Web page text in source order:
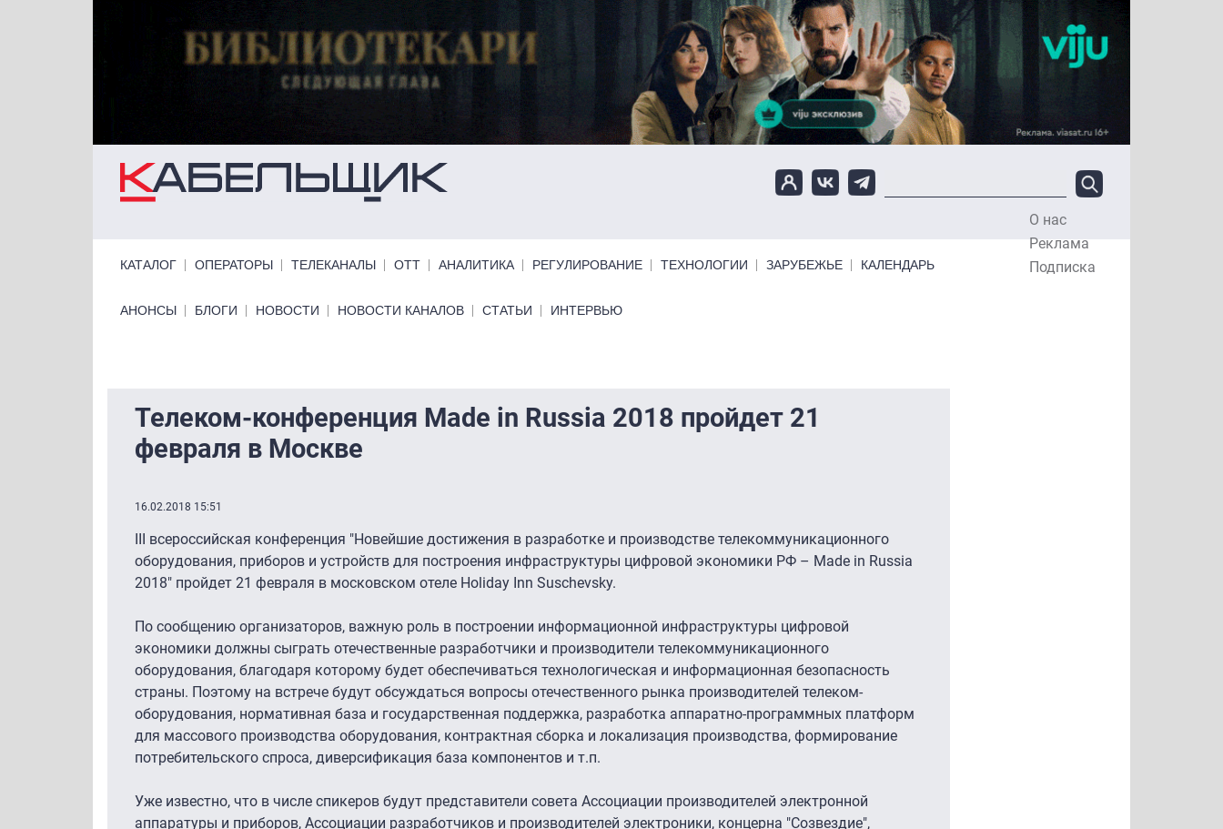
О нас
Реклама
Подписка
КАТАЛОГ ОПЕРАТОРЫ ТЕЛЕКАНАЛЫ ОТТ АНАЛИТИКА РЕГУЛИРОВАНИЕ ТЕХНОЛОГИИ ЗАРУБЕЖЬЕ КАЛЕНДАРЬ
Primary links bottom
АНОНСЫ БЛОГИ НОВОСТИ НОВОСТИ КАНАЛОВ СТАТЬИ ИНТЕРВЬЮ
Телеком-конференция Made in Russia 2018 пройдет 21
февраля в Москве
16.02.2018 15:51
III всероссийская конференция "Новейшие достижения в разработке и производстве телекоммуникационного
оборудования, приборов и устройств для построения инфраструктуры цифровой экономики РФ – Made in Russia
2018" пройдет 21 февраля в московском отеле Holiday Inn Suschevsky.
По сообщению организаторов, важную роль в построении информационной инфраструктуры цифровой
экономики должны сыграть отечественные разработчики и производители телекоммуникационного
оборудования, благодаря которому будет обеспечиваться технологическая и информационная безопасность
страны. Поэтому на встрече будут обсуждаться вопросы отечественного рынка производителей телеком-
оборудования, нормативная база и государственная поддержка, разработка аппаратно-программных платформ
для массового производства оборудования, контрактная сборка и локализация производства, формирование
потребительского спроса, диверсификация база компонентов и т.п.
Уже известно, что в числе спикеров будут представители совета Ассоциации производителей электронной
аппаратуры и приборов, Ассоциации разработчиков и производителей электроники, концерна "Созвездие",